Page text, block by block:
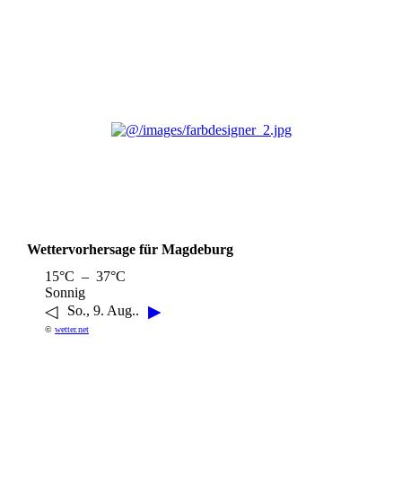
Wettervorhersage für Magdeburg
15°C – 37°C
Sonnig
◁ So., 9. Aug.. ▶
© wetter.net